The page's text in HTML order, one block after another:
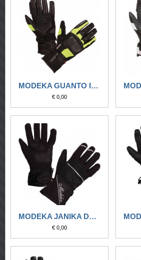
MODEKA GUANTO IMPERMEABILE TACONA MERO-GIALLO FLUO
€ 0,00
MODEKA JANIKA DRY LADY NERO-BIANCO
€ 0,00